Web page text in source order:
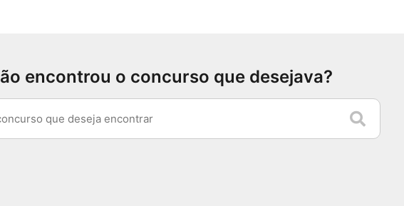
encontrou o concurso que desejava?